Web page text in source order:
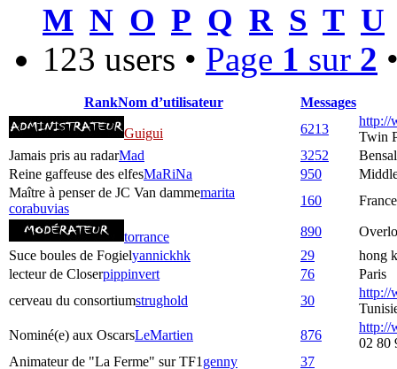
M N O P Q R S T U
123 users • Page 1 sur 2
RankNom d’utilisateur Messages
Guigui 6213
http://
Twin
Jamais pris au radarMad 3252
Reine gaffeuse des elfesMaRiNa 950
Maître à penser de JC Van dammemarita
corabuvias
160
torrance 890
Suce boules de Fogielyannickhk 29
hong
lecteur de Closerpippinvert 76
Paris
cerveau du consortiumstrughold 30
http://
Nominé(e) aux OscarsLeMartien 876
http://
02 80
Animateur de "La Ferme" sur TF1 genny
37